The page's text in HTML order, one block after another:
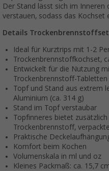
Der Stand lässt sich im
verstauen, sodass das Kochset
Details Trockenbrennstoffset
Ideal für Kurztrips mit 1-2
Trockenbrennstoffkochset,
Entwickelt für die Nutzung
Trockenbrennstoff-Tabletten
Topf und Stand aus extrem
Aluminium (ca. 314 g)
Stand im Topf verstaubar
Topfinneres bietet
Trockenbrennstoff,
Praktische
Komfort beim Kochen
Volumenskala in ml und oz
Kleines Packmaß: ca. 15,7